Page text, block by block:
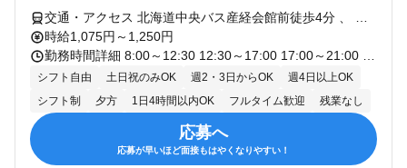
時給1,075円～1,250円
シフト自由 土日祝のみOK 週2・3日からOK
週4日以上OK
シフト制
夕方 1日4時間以内OK フルタイム歓迎 残業なし
応募へ
応募が早いほど面接もはやくなりやすい！